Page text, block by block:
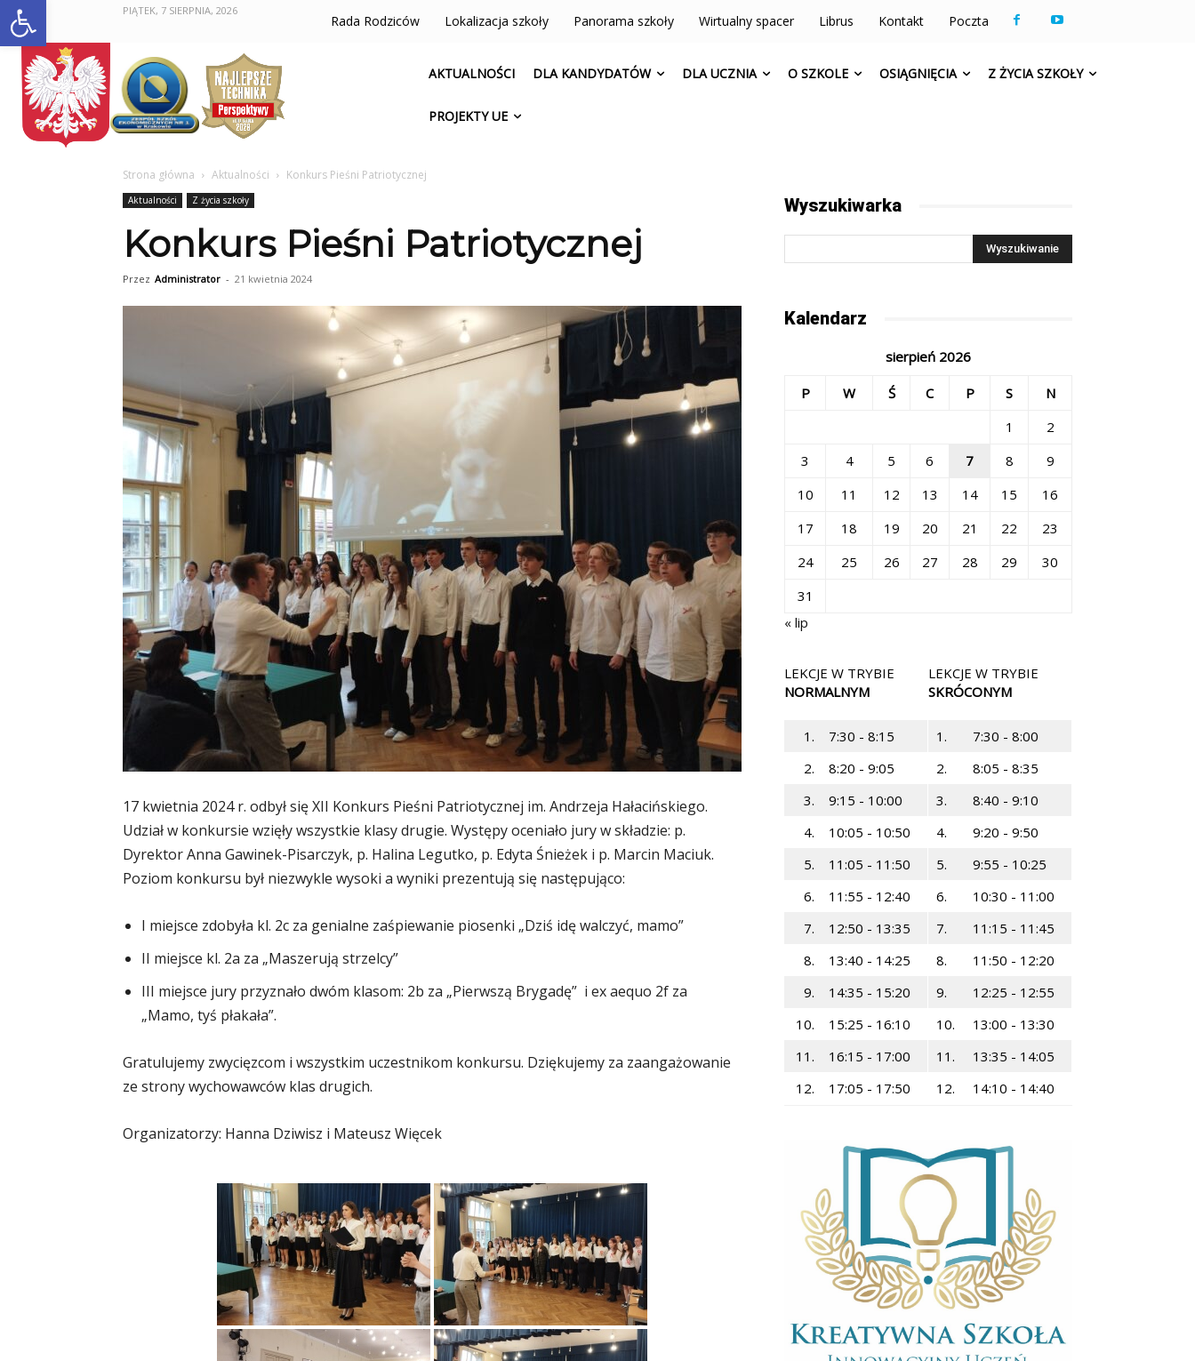
Rada Rodziców Lokalizacja szkoły Panorama szkoły Wirtualny spacer Librus Kontakt Poczta
PIĄTEK, 7 SIERPNIA, 2026
AKTUALNOŚCI DLA KANDYDATÓW DLA UCZNIA O SZKOLE OSIĄGNIĘCIA Z ŻYCIA SZKOŁY
PROJEKTY UE
Strona główna Aktualności Konkurs Pieśni Patriotycznej
Aktualności Z życia szkoły
Konkurs Pieśni Patriotycznej
Przez Administrator - 21 kwietnia 2024
17 kwietnia 2024 r. odbył się XII Konkurs Pieśni Patriotycznej im. Andrzeja Hałacińskiego.
Udział w konkursie wzięły wszystkie klasy drugie. Występy oceniało jury w składzie: p.
Dyrektor Anna Gawinek-Pisarczyk, p. Halina Legutko, p. Edyta Śnieżek i p. Marcin Maciuk.
Poziom konkursu był niezwykle wysoki a wyniki prezentują się następująco:
I miejsce zdobyła kl. 2c za genialne zaśpiewanie piosenki „Dziś idę walczyć, mamo”
II miejsce kl. 2a za „Maszerują strzelcy”
III miejsce jury przyznało dwóm klasom: 2b za „Pierwszą Brygadę” i ex aequo 2f za
„Mamo, tyś płakała”.
Gratulujemy zwycięzcom i wszystkim uczestnikom konkursu. Dziękujemy za zaangażowanie
ze strony wychowawców klas drugich.
Organizatorzy: Hanna Dziwisz i Mateusz Więcek
Wyszukiwarka
Kalendarz
sierpień 2026
P W Ś C P S
N
1
2
3
4 5 6 7 8
9
10
11 12 13 14 15
16
17
18 19 20 21 22
23
24
25 26 27 28 29
30
31
« lip
LEKCJE W TRYBIE
NORMALNYM
1.
7:30 - 8:15
2.
8:20 - 9:05
3.
9:15 - 10:00
4.
10:05 - 10:50
5.
11:05 - 11:50
6.
11:55 - 12:40
7.
12:50 - 13:35
8.
13:40 - 14:25
9.
14:35 - 15:20
10.
15:25 - 16:10
11.
16:15 - 17:00
12.
17:05 - 17:50
LEKCJE W TRYBIE
SKRÓCONYM
1.
7:30 - 8:00
2.
8:05 - 8:35
3.
8:40 - 9:10
4.
9:20 - 9:50
5.
9:55 - 10:25
6.
10:30 - 11:00
7.
11:15 - 11:45
8.
11:50 - 12:20
9.
12:25 - 12:55
10.
13:00 - 13:30
11.
13:35 - 14:05
12.
14:10 - 14:40